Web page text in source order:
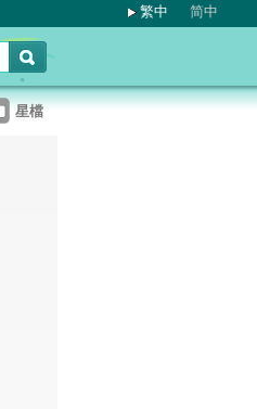
繁中 简中
星檔